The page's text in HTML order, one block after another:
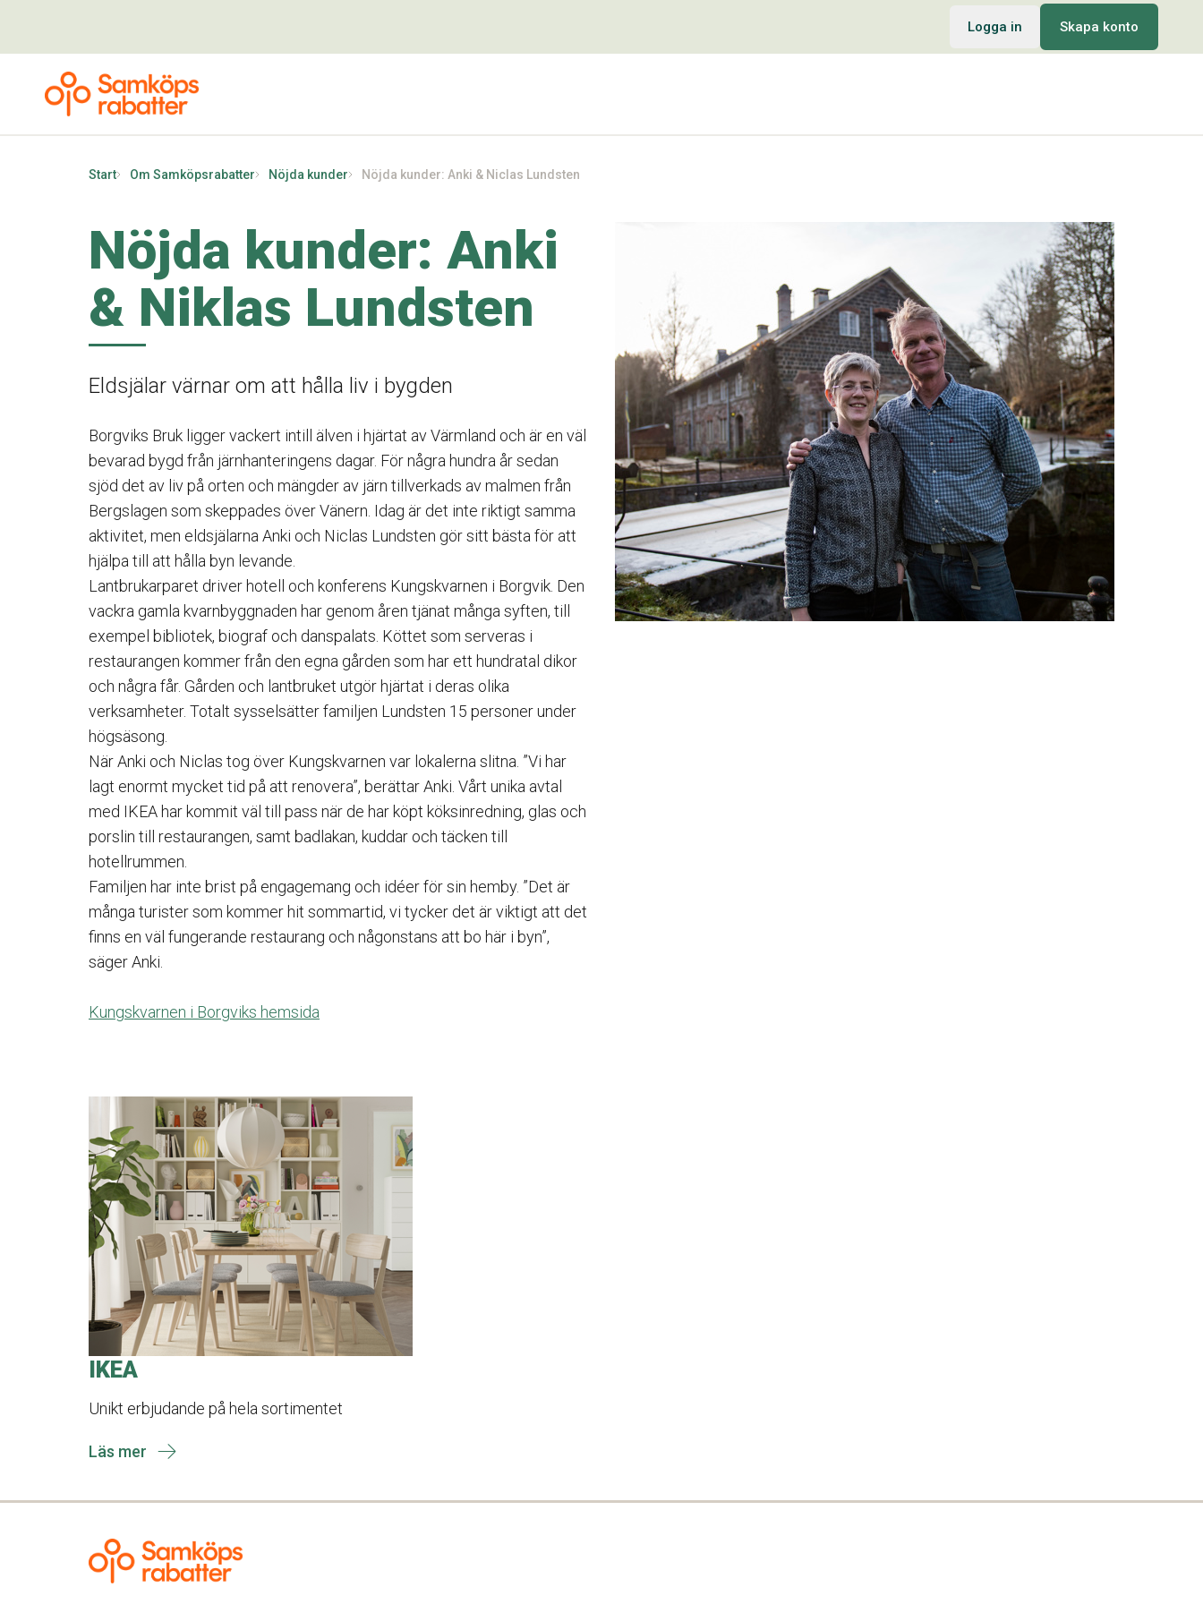
Logga in Skapa konto
Start Om Samköpsrabatter Nöjda kunder Nöjda kunder: Anki & Niclas Lundsten
Nöjda kunder: Anki
& Niklas Lundsten
Eldsjälar värnar om att hålla liv i bygden
Borgviks Bruk ligger vackert intill älven i hjärtat av Värmland och är en väl
bevarad bygd från järnhanteringens dagar. För några hundra år sedan
sjöd det av liv på orten och mängder av järn tillverkads av malmen från
Bergslagen som skeppades över Vänern. Idag är det inte riktigt samma
aktivitet, men eldsjälarna Anki och Niclas Lundsten gör sitt bästa för att
hjälpa till att hålla byn levande.
Lantbrukarparet driver hotell och konferens Kungskvarnen i Borgvik. Den
vackra gamla kvarnbyggnaden har genom åren tjänat många syften, till
exempel bibliotek, biograf och danspalats. Köttet som serveras i
restaurangen kommer från den egna gården som har ett hundratal dikor
och några får. Gården och lantbruket utgör hjärtat i deras olika
verksamheter. Totalt sysselsätter familjen Lundsten 15 personer under
högsäsong.
När Anki och Niclas tog över Kungskvarnen var lokalerna slitna. ”Vi har
lagt enormt mycket tid på att renovera”, berättar Anki. Vårt unika avtal
med IKEA har kommit väl till pass när de har köpt köksinredning, glas och
porslin till restaurangen, samt badlakan, kuddar och täcken till
hotellrummen.
Familjen har inte brist på engagemang och idéer för sin hemby. ”Det är
många turister som kommer hit sommartid, vi tycker det är viktigt att det
finns en väl fungerande restaurang och någonstans att bo här i byn”,
säger Anki.
Kungskvarnen i Borgviks hemsida
IKEA
Unikt erbjudande på hela sortimentet
Läs mer